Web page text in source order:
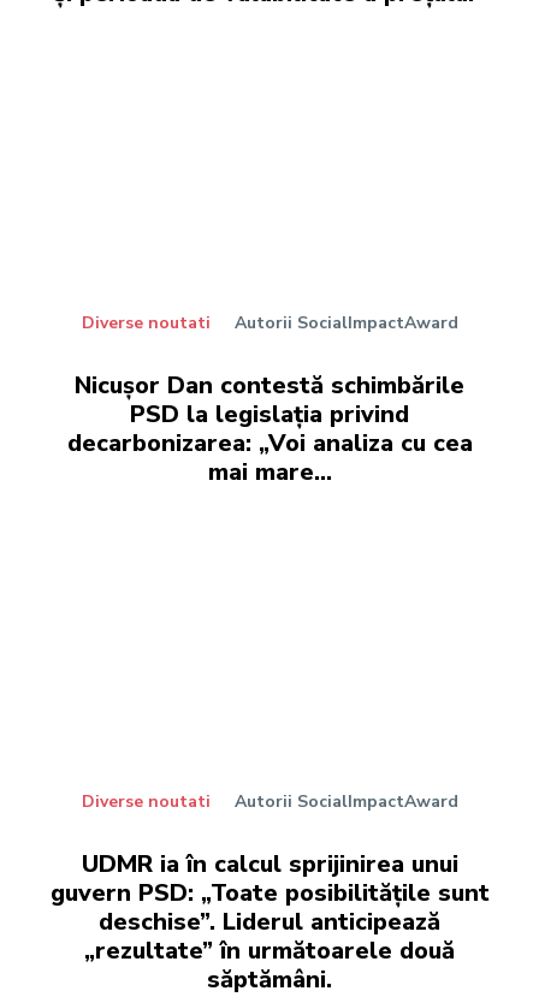
Diverse noutati Autorii SocialImpactAward
Nicușor Dan contestă schimbările
PSD la legislația privind
decarbonizarea: „Voi analiza cu cea
mai mare…
Diverse noutati Autorii SocialImpactAward
UDMR ia în calcul sprijinirea unui
guvern PSD: „Toate posibilitățile sunt
deschise”. Liderul anticipează
„rezultate” în următoarele două
săptămâni.